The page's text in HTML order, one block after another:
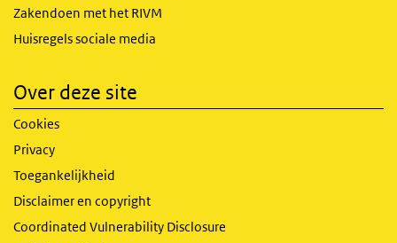
Zakendoen met het RIVM
Huisregels sociale media
Over deze site
Cookies
Privacy
Toegankelijkheid
Disclaimer en copyright
Coordinated Vulnerability Disclosure